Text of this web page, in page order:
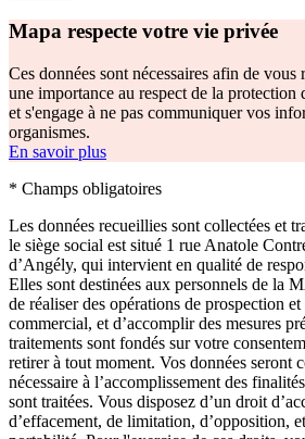
Mapa respecte votre vie privée
Ces données sont nécessaires afin de vous
une importance au respect de la protection
et s'engage à ne pas communiquer vos
organismes.
En savoir plus
* Champs obligatoires
Les données recueillies sont collectées et
le siège social est situé 1 rue Anatole
d’Angély, qui intervient en qualité de
Elles sont destinées aux personnels de la
de réaliser des opérations de prospection
commercial, et d’accomplir des mesures
traitements sont fondés sur votre
retirer à tout moment. Vos données seront
nécessaire à l’accomplissement des
sont traitées. Vous disposez d’un droit
d’effacement, de limitation, d’opposition,